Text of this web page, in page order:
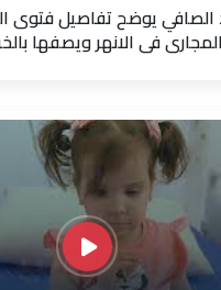
الصافي يوضح تفاصيل
في الانهر ويصفها